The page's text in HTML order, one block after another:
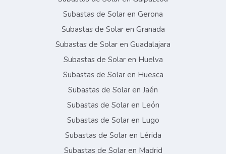
Subastas de Solar en Gerona
Subastas de Solar en Granada
Subastas de Solar en Guadalajara
Subastas de Solar en Huelva
Subastas de Solar en Huesca
Subastas de Solar en Jaén
Subastas de Solar en León
Subastas de Solar en Lugo
Subastas de Solar en Lérida
Subastas de Solar en Madrid